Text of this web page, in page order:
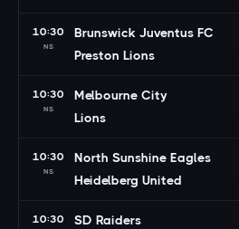
10:30
NS
Brunswick Juventus FC
Preston Lions
10:30
NS
Melbourne City
Lions
10:30
NS
North Sunshine Eagles
Heidelberg United
10:30 SD Raiders